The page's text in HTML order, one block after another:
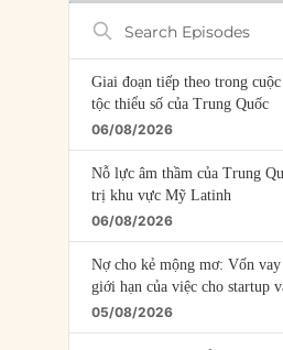
Search
Episodes
Giai đoạn tiếp theo trong
tộc thiểu số của Trung Quốc
06/08/2026
Nỗ lực âm thầm của Trung
trị khu vực Mỹ Latinh
06/08/2026
Nợ cho kẻ mộng mơ: Vốn vay
giới hạn của việc cho startup
05/08/2026